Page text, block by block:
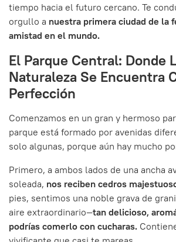
tiempo hacia el futuro cercano. Te
orgullo a nuestra primera ciudad de la
amistad en el mundo.
El Parque Central: Donde
Naturaleza Se Encuentra
Perfección
Comenzamos en un gran y hermoso
parque está formado por avenidas
solo algunas, porque aún hay mucho
Primero, a ambos lados de una ancha
soleada, nos reciben cedros
pies, sentimos una noble grava de
aire extraordinario—tan delicioso,
podrías comerlo con cucharas.